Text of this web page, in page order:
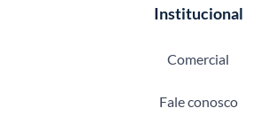
Institucional
Comercial
Fale conosco